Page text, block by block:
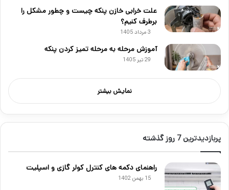
علت خرابی خازن پنکه چیست و چطور مشکل را
برطرف کنیم؟
3 مرداد 1405
آموزش مرحله به مرحله تمیز کردن پنکه
29 تیر 1405
نمایش بیشتر
پربازدیدترین 7 روز گذشته
راهنمای دکمه های کنترل کولر گازی و اسپلیت
15 بهمن 1402